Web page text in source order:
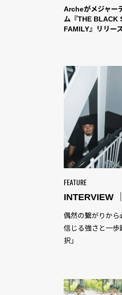
Archeがメジャ
ム『THE BLACK
FAMILY』リリー
FEATURE
INTERVIEW
偶然の繋がりから
信じる強さと一歩
択」